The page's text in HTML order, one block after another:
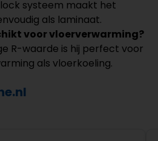
systeem maakt het
als laminaat.
voor vloerverwarming?
R-waarde is hij perfect voor
als vloerkoeling.